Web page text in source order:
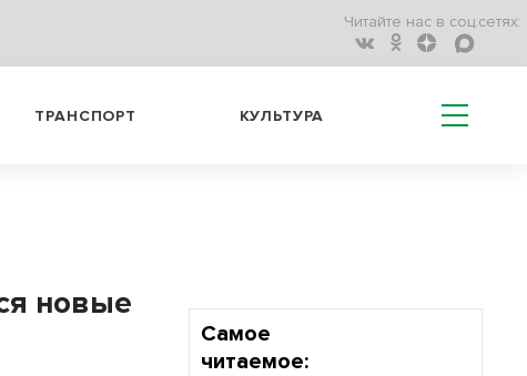
Читайте нас в соц.сетях:
ТРАНСПОРТ КУЛЬТУРА
новые
Самое
читаемое: